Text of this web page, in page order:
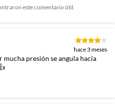
este comentario útil.
hace 3 meses
mucha presión se angula hacía